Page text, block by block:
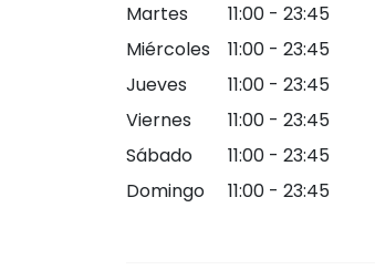
Martes
11:00 - 23:45
Miércoles
11:00 - 23:45
Jueves
11:00 - 23:45
Viernes
11:00 - 23:45
Sábado
11:00 - 23:45
Domingo
11:00 - 23:45